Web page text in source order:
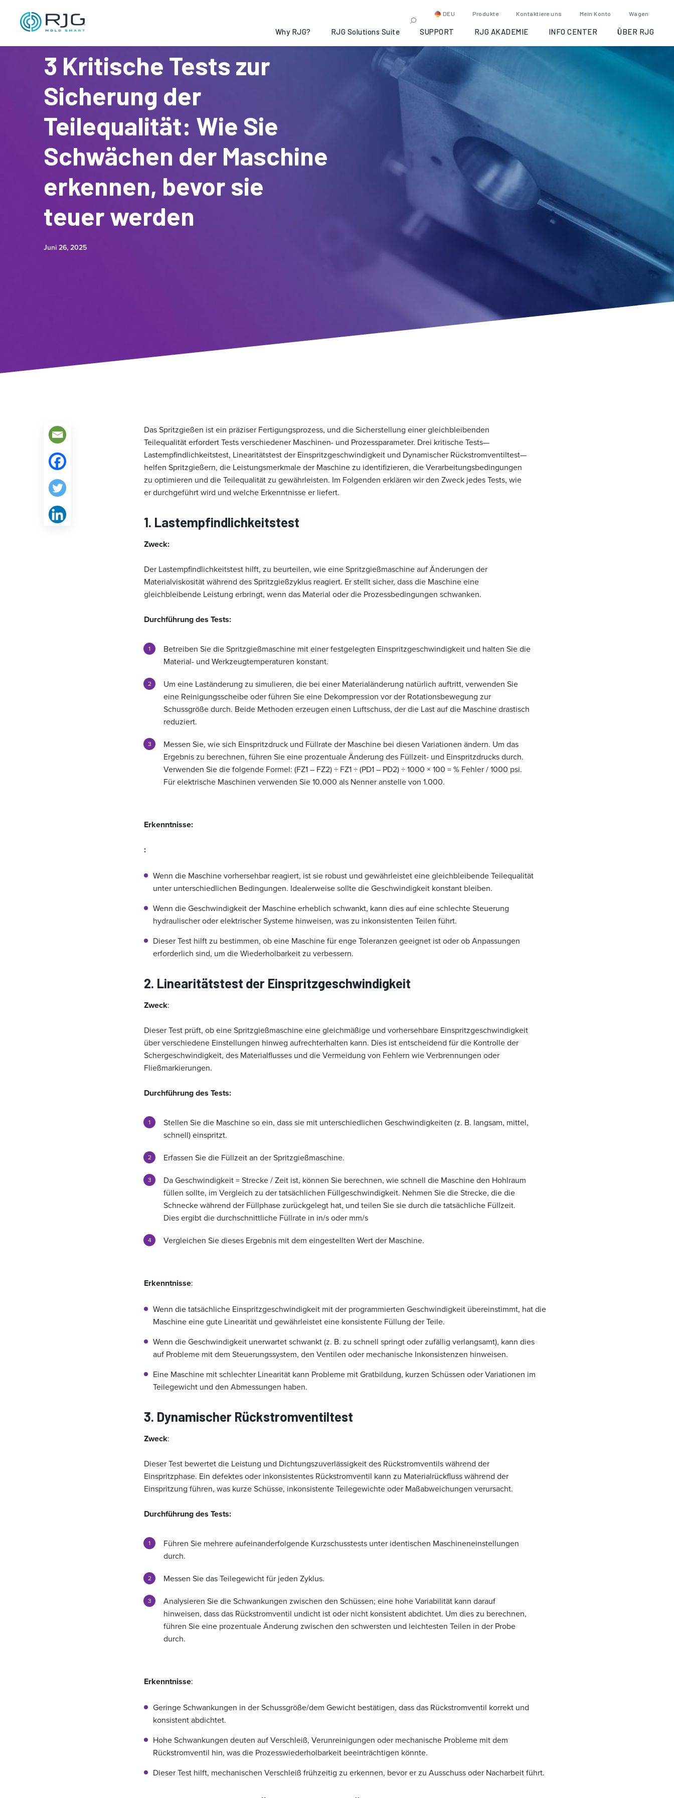
DEU Produkte Kontaktiere uns Mein Konto Wagen
Why RJG? RJG Solutions Suite SUPPORT RJG AKADEMIE INFO CENTER ÜBER RJG
3 Kritische Tests zur
Sicherung der
Teilequalität: Wie Sie
Schwächen der Maschine
erkennen, bevor sie
teuer werden
Juni 26, 2025
Das Spritzgießen ist ein präziser Fertigungsprozess, und die Sicherstellung einer gleichbleibenden
Teilequalität erfordert Tests verschiedener Maschinen- und Prozessparameter. Drei kritische Tests—
Lastempfindlichkeitstest, Linearitätstest der Einspritzgeschwindigkeit und Dynamischer Rückstromventiltest—
helfen Spritzgießern, die Leistungsmerkmale der Maschine zu identifizieren, die Verarbeitungsbedingungen
zu optimieren und die Teilequalität zu gewährleisten. Im Folgenden erklären wir den Zweck jedes Tests, wie
er durchgeführt wird und welche Erkenntnisse er liefert.
1. Lastempfindlichkeitstest
Zweck:
Der Lastempfindlichkeitstest hilft, zu beurteilen, wie eine Spritzgießmaschine auf Änderungen der
Materialviskosität während des Spritzgießzyklus reagiert. Er stellt sicher, dass die Maschine eine
gleichbleibende Leistung erbringt, wenn das Material oder die Prozessbedingungen schwanken.
Durchführung des Tests:
Betreiben Sie die Spritzgießmaschine mit einer festgelegten Einspritzgeschwindigkeit und halten Sie die
Material- und Werkzeugtemperaturen konstant.
Um eine Laständerung zu simulieren, die bei einer Materialänderung natürlich auftritt, verwenden Sie
eine Reinigungsscheibe oder führen Sie eine Dekompression vor der Rotationsbewegung zur
Schussgröße durch. Beide Methoden erzeugen einen Luftschuss, der die Last auf die Maschine drastisch
reduziert.
Messen Sie, wie sich Einspritzdruck und Füllrate der Maschine bei diesen Variationen ändern. Um das
Ergebnis zu berechnen, führen Sie eine prozentuale Änderung des Füllzeit- und Einspritzdrucks durch.
Verwenden Sie die folgende Formel: (FZ1 – FZ2) ÷ FZ1 ÷ (PD1 – PD2) ÷ 1000 × 100 = % Fehler / 1000 psi.
Für elektrische Maschinen verwenden Sie 10.000 als Nenner anstelle von 1.000.
Erkenntnisse:
:
Wenn die Maschine vorhersehbar reagiert, ist sie robust und gewährleistet eine gleichbleibende Teilequalität
unter unterschiedlichen Bedingungen. Idealerweise sollte die Geschwindigkeit konstant bleiben.
Wenn die Geschwindigkeit der Maschine erheblich schwankt, kann dies auf eine schlechte Steuerung
hydraulischer oder elektrischer Systeme hinweisen, was zu inkonsistenten Teilen führt.
Dieser Test hilft zu bestimmen, ob eine Maschine für enge Toleranzen geeignet ist oder ob Anpassungen
erforderlich sind, um die Wiederholbarkeit zu verbessern.
2. Linearitätstest der Einspritzgeschwindigkeit
Zweck:
Dieser Test prüft, ob eine Spritzgießmaschine eine gleichmäßige und vorhersehbare Einspritzgeschwindigkeit
über verschiedene Einstellungen hinweg aufrechterhalten kann. Dies ist entscheidend für die Kontrolle der
Schergeschwindigkeit, des Materialflusses und die Vermeidung von Fehlern wie Verbrennungen oder
Fließmarkierungen.
Durchführung des Tests:
Stellen Sie die Maschine so ein, dass sie mit unterschiedlichen Geschwindigkeiten (z. B. langsam, mittel,
schnell) einspritzt.
Erfassen Sie die Füllzeit an der Spritzgießmaschine.
Da Geschwindigkeit = Strecke / Zeit ist, können Sie berechnen, wie schnell die Maschine den Hohlraum
füllen sollte, im Vergleich zu der tatsächlichen Füllgeschwindigkeit. Nehmen Sie die Strecke, die die
Schnecke während der Füllphase zurückgelegt hat, und teilen Sie sie durch die tatsächliche Füllzeit.
Dies ergibt die durchschnittliche Füllrate in in/s oder mm/s
Vergleichen Sie dieses Ergebnis mit dem eingestellten Wert der Maschine.
Erkenntnisse:
Wenn die tatsächliche Einspritzgeschwindigkeit mit der programmierten Geschwindigkeit übereinstimmt, hat die
Maschine eine gute Linearität und gewährleistet eine konsistente Füllung der Teile.
Wenn die Geschwindigkeit unerwartet schwankt (z. B. zu schnell springt oder zufällig verlangsamt), kann dies
auf Probleme mit dem Steuerungssystem, den Ventilen oder mechanische Inkonsistenzen hinweisen.
Eine Maschine mit schlechter Linearität kann Probleme mit Gratbildung, kurzen Schüssen oder Variationen im
Teilegewicht und den Abmessungen haben.
3. Dynamischer Rückstromventiltest
Zweck:
Dieser Test bewertet die Leistung und Dichtungszuverlässigkeit des Rückstromventils während der
Einspritzphase. Ein defektes oder inkonsistentes Rückstromventil kann zu Materialrückfluss während der
Einspritzung führen, was kurze Schüsse, inkonsistente Teilegewichte oder Maßabweichungen verursacht.
Durchführung des Tests:
Führen Sie mehrere aufeinanderfolgende Kurzschusstests unter identischen Maschineneinstellungen
durch.
Messen Sie das Teilegewicht für jeden Zyklus.
Analysieren Sie die Schwankungen zwischen den Schüssen; eine hohe Variabilität kann darauf
hinweisen, dass das Rückstromventil undicht ist oder nicht konsistent abdichtet. Um dies zu berechnen,
führen Sie eine prozentuale Änderung zwischen den schwersten und leichtesten Teilen in der Probe
durch.
Erkenntnisse:
Geringe Schwankungen in der Schussgröße/dem Gewicht bestätigen, dass das Rückstromventil korrekt und
konsistent abdichtet.
Hohe Schwankungen deuten auf Verschleiß, Verunreinigungen oder mechanische Probleme mit dem
Rückstromventil hin, was die Prozesswiederholbarkeit beeinträchtigen könnte.
Dieser Test hilft, mechanischen Verschleiß frühzeitig zu erkennen, bevor er zu Ausschuss oder Nacharbeit führt.